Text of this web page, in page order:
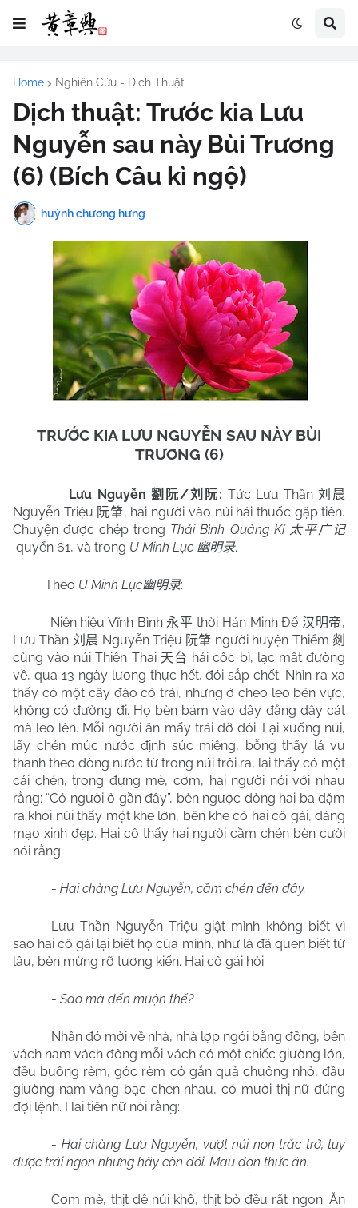
Home Nghiên Cứu - Dịch Thuật
Dịch thuật: Trước kia Lưu
Nguyễn sau này Bùi Trương
(6) (Bích Câu kì ngộ)
huỳnh chương hưng
TRƯỚC KIA LƯU NGUYỄN SAU NÀY BÙI
TRƯƠNG (6)
Lưu Nguyễn 劉阮/刘阮: Tức Lưu Thần 刘晨
Nguyễn Triệu 阮肇, hai người vào núi hái thuốc gặp tiên.
Chuyện được chép trong Thái Bình Quảng Kí 太平广记
quyển 61, và trong U Minh Lục 幽明录.
Theo U Minh Lục幽明录:
Niên hiệu Vĩnh Bình 永平 thời Hán Minh Đế 汉明帝,
Lưu Thần 刘晨 Nguyễn Triệu 阮肇 người huyện Thiểm 剡
cùng vào núi Thiên Thai 天台 hái cốc bì, lạc mất đường
về, qua 13 ngày lương thực hết, đói sắp chết. Nhìn ra xa
thấy có một cây đào có trái, nhưng ở cheo leo bên vực,
không có đường đi. Họ bèn bám vào dây đằng dây cát
mà leo lên. Mỗi người ăn mấy trái đỡ đói. Lại xuống núi,
lấy chén múc nước định súc miệng, bỗng thấy lá vu
thanh theo dòng nước từ trong núi trôi ra, lại thấy có một
cái chén, trong đựng mè, cơm, hai người nói với nhau
rằng: “Có người ở gần đây”, bèn ngược dòng hai ba dặm
ra khỏi núi thấy một khe lớn, bên khe có hai cô gái, dáng
mạo xinh đẹp. Hai cô thấy hai người cầm chén bèn cười
nói rằng:
- Hai chàng Lưu Nguyễn, cầm chén đến đây.
Lưu Thần Nguyễn Triệu giật mình không biết vì
sao hai cô gái lại biết họ của mình, như là đã quen biết từ
lâu, bèn mừng rỡ tương kiến. Hai cô gái hỏi:
- Sao mà đến muộn thế?
Nhân đó mời về nhà, nhà lợp ngói bằng đồng, bên
vách nam vách đông mỗi vách có một chiếc giường lớn,
đều buông rèm, góc rèm có gắn quả chuông nhỏ, đầu
giường nạm vàng bạc chen nhau, có mười thị nữ đứng
đợi lệnh. Hai tiên nữ nói rằng:
- Hai chàng Lưu Nguyễn, vượt núi non trắc trở, tuy
được trái ngon nhưng hãy còn đói. Mau dọn thức ăn.
Cơm mè, thịt dê núi khô, thịt bò đều rất ngon. Ăn